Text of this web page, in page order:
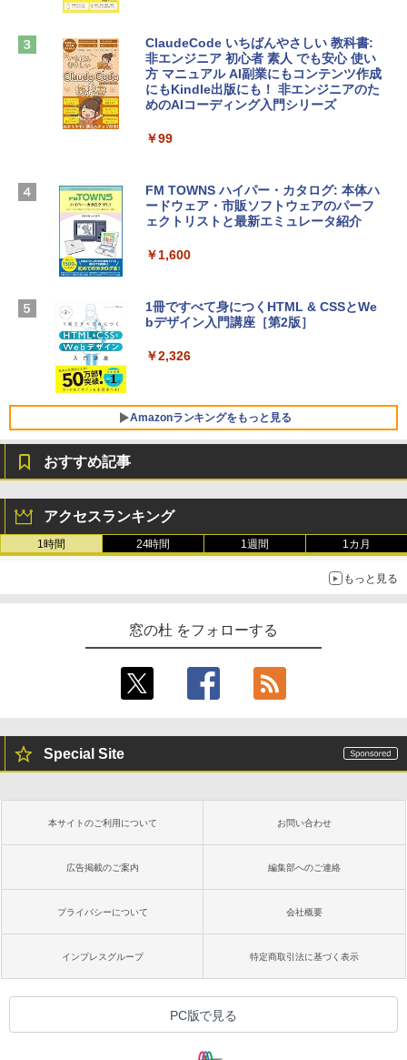
￥2,952
Apple 2026 MacBook Air M5チップ搭載
igence、13.6インチLiquid Retinaディ
ームカメラ、日本語キーボード、Touch I
D - ミッドナイト
ン 15-fd 15.6インチ 16GBメモリ 512GB
SSD インテル Core 5
￥129,800
FMV ノートパソコン WE1-K3 (MS 365 P
ersonal/Copilotキー搭載/Win 11/15.6型/
Core i5/16GB/SSD 512GB/ホワイト) FM
VWK3E15W_AZ
￥119,800
Robloxギフトカード - 2,000 Robux 【限
定バーチャルアイテムを含む】 【オンラ
インゲームコード】 ロブロックス | オン
ラインコード版
￥3,200
Robloxギフトカード - 1000 Robux 【限
定バーチャルアイテムを含む】 【オンラ
インゲームコード】 ロブロックス |オン
Microsoft Office Home 2024(最新 永続
0/mac対応|PC2台
ClaudeCode いちばんやさしい 教科書:
非エンジニア 初心者 素人 でも安心 使い
方 マニュアル AI副業にもコンテンツ作成
にもKindle出版にも！ 非エンジニアのた
めのAIコーディング入門シリーズ
￥99
FM TOWNS ハイパー・カタログ: 本体ハ
ードウェア・市販ソフトウェアのパーフ
ェクトリストと最新エミュレータ紹介
￥1,600
1冊ですべて身につくHTML & CSSとWe
bデザイン入門講座［第2版］
￥2,326
Amazonランキングをもっと見る
ンチディスプレイ、色調調節ライト、12
週間持続バッテリー、広告なし、ブラッ
ク
Amazon Kindle - 目に優しい、かさばら
ない、大きな画面で読みやすい、6週間持
書籍リーダー、ブラック、16GB、広告な
Kindle Paperwhite シグニチャーエディ
るさ自動調整、色調調節ライト、12週間
持続バッテリー、広告なし、メタリック
Amazon Kindle Colorsoft | 16GBストレ
ージ、防水、7インチカラーディスプレ
イ、色調調節ライト、最大8週間持続バッ
テリー、広告無し、ブラック (2025年発
売)
￥39,980
おすすめ記事
アクセスランキング
1時間 24時間 1週間 1カ月
もっと見る
窓の杜 をフォローする
Special Site
本サイトのご利用について お問い合わせ
広告掲載のご案内 編集部へのご連絡
プライバシーについて 会社概要
インプレスグループ 特定商取引法に基づく表示
PC版で見る